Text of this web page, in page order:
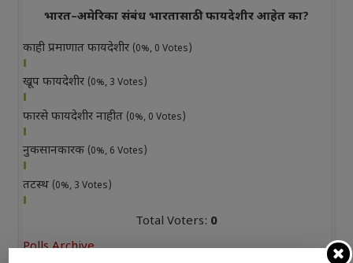
भारत–अमेरिका संबंध भारतासाठी फायदेशीर आहेत का?
काही प्रमाणात फायदेशीर (0%, 0 Votes)
खूप फायदेशीर (0%, 3 Votes)
फारसे फायदेशीर नाहीत (0%, 0 Votes)
नुकसानकारक (0%, 6 Votes)
तटस्थ (0%, 3 Votes)
Total Voters: 0
Polls Archive